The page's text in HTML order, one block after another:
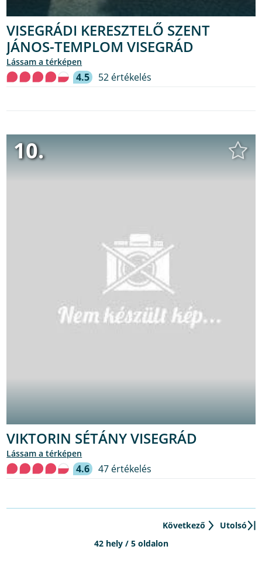
VISEGRÁDI KERESZTELŐ SZENT
JÁNOS-TEMPLOM VISEGRÁD
lássam a térképen
4.5 52 értékelés
10.
VIKTORIN SÉTÁNY VISEGRÁD
lássam a térképen
4.6 47 értékelés
Következő
Utolsó
42 hely / 5 oldalon